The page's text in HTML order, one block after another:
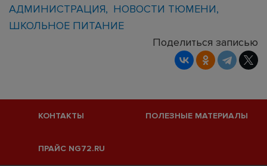
АДМИНИСТРАЦИЯ
НОВОСТИ ТЮМЕНИ
ШКОЛЬНОЕ ПИТАНИЕ
Поделиться записью
КОНТАКТЫ ПОЛЕЗНЫЕ МАТЕРИАЛЫ
ПРАЙС NG72.RU